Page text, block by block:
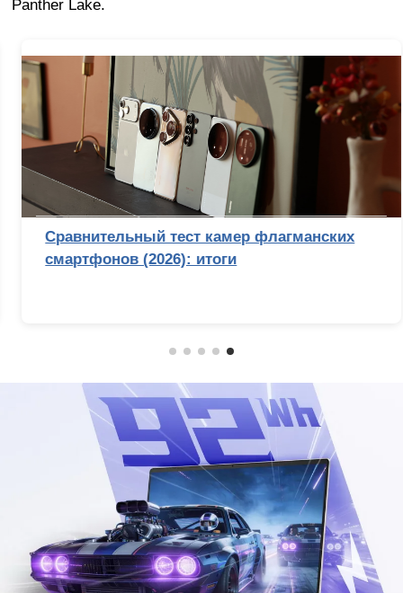
Panther Lake.
Сравнительный тест камер флагманских
смартфонов (2026): итоги